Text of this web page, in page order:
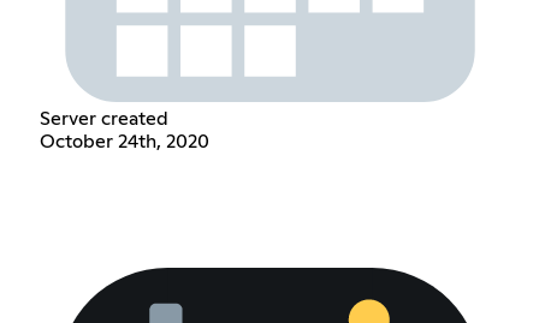
Server created
October 24th, 2020